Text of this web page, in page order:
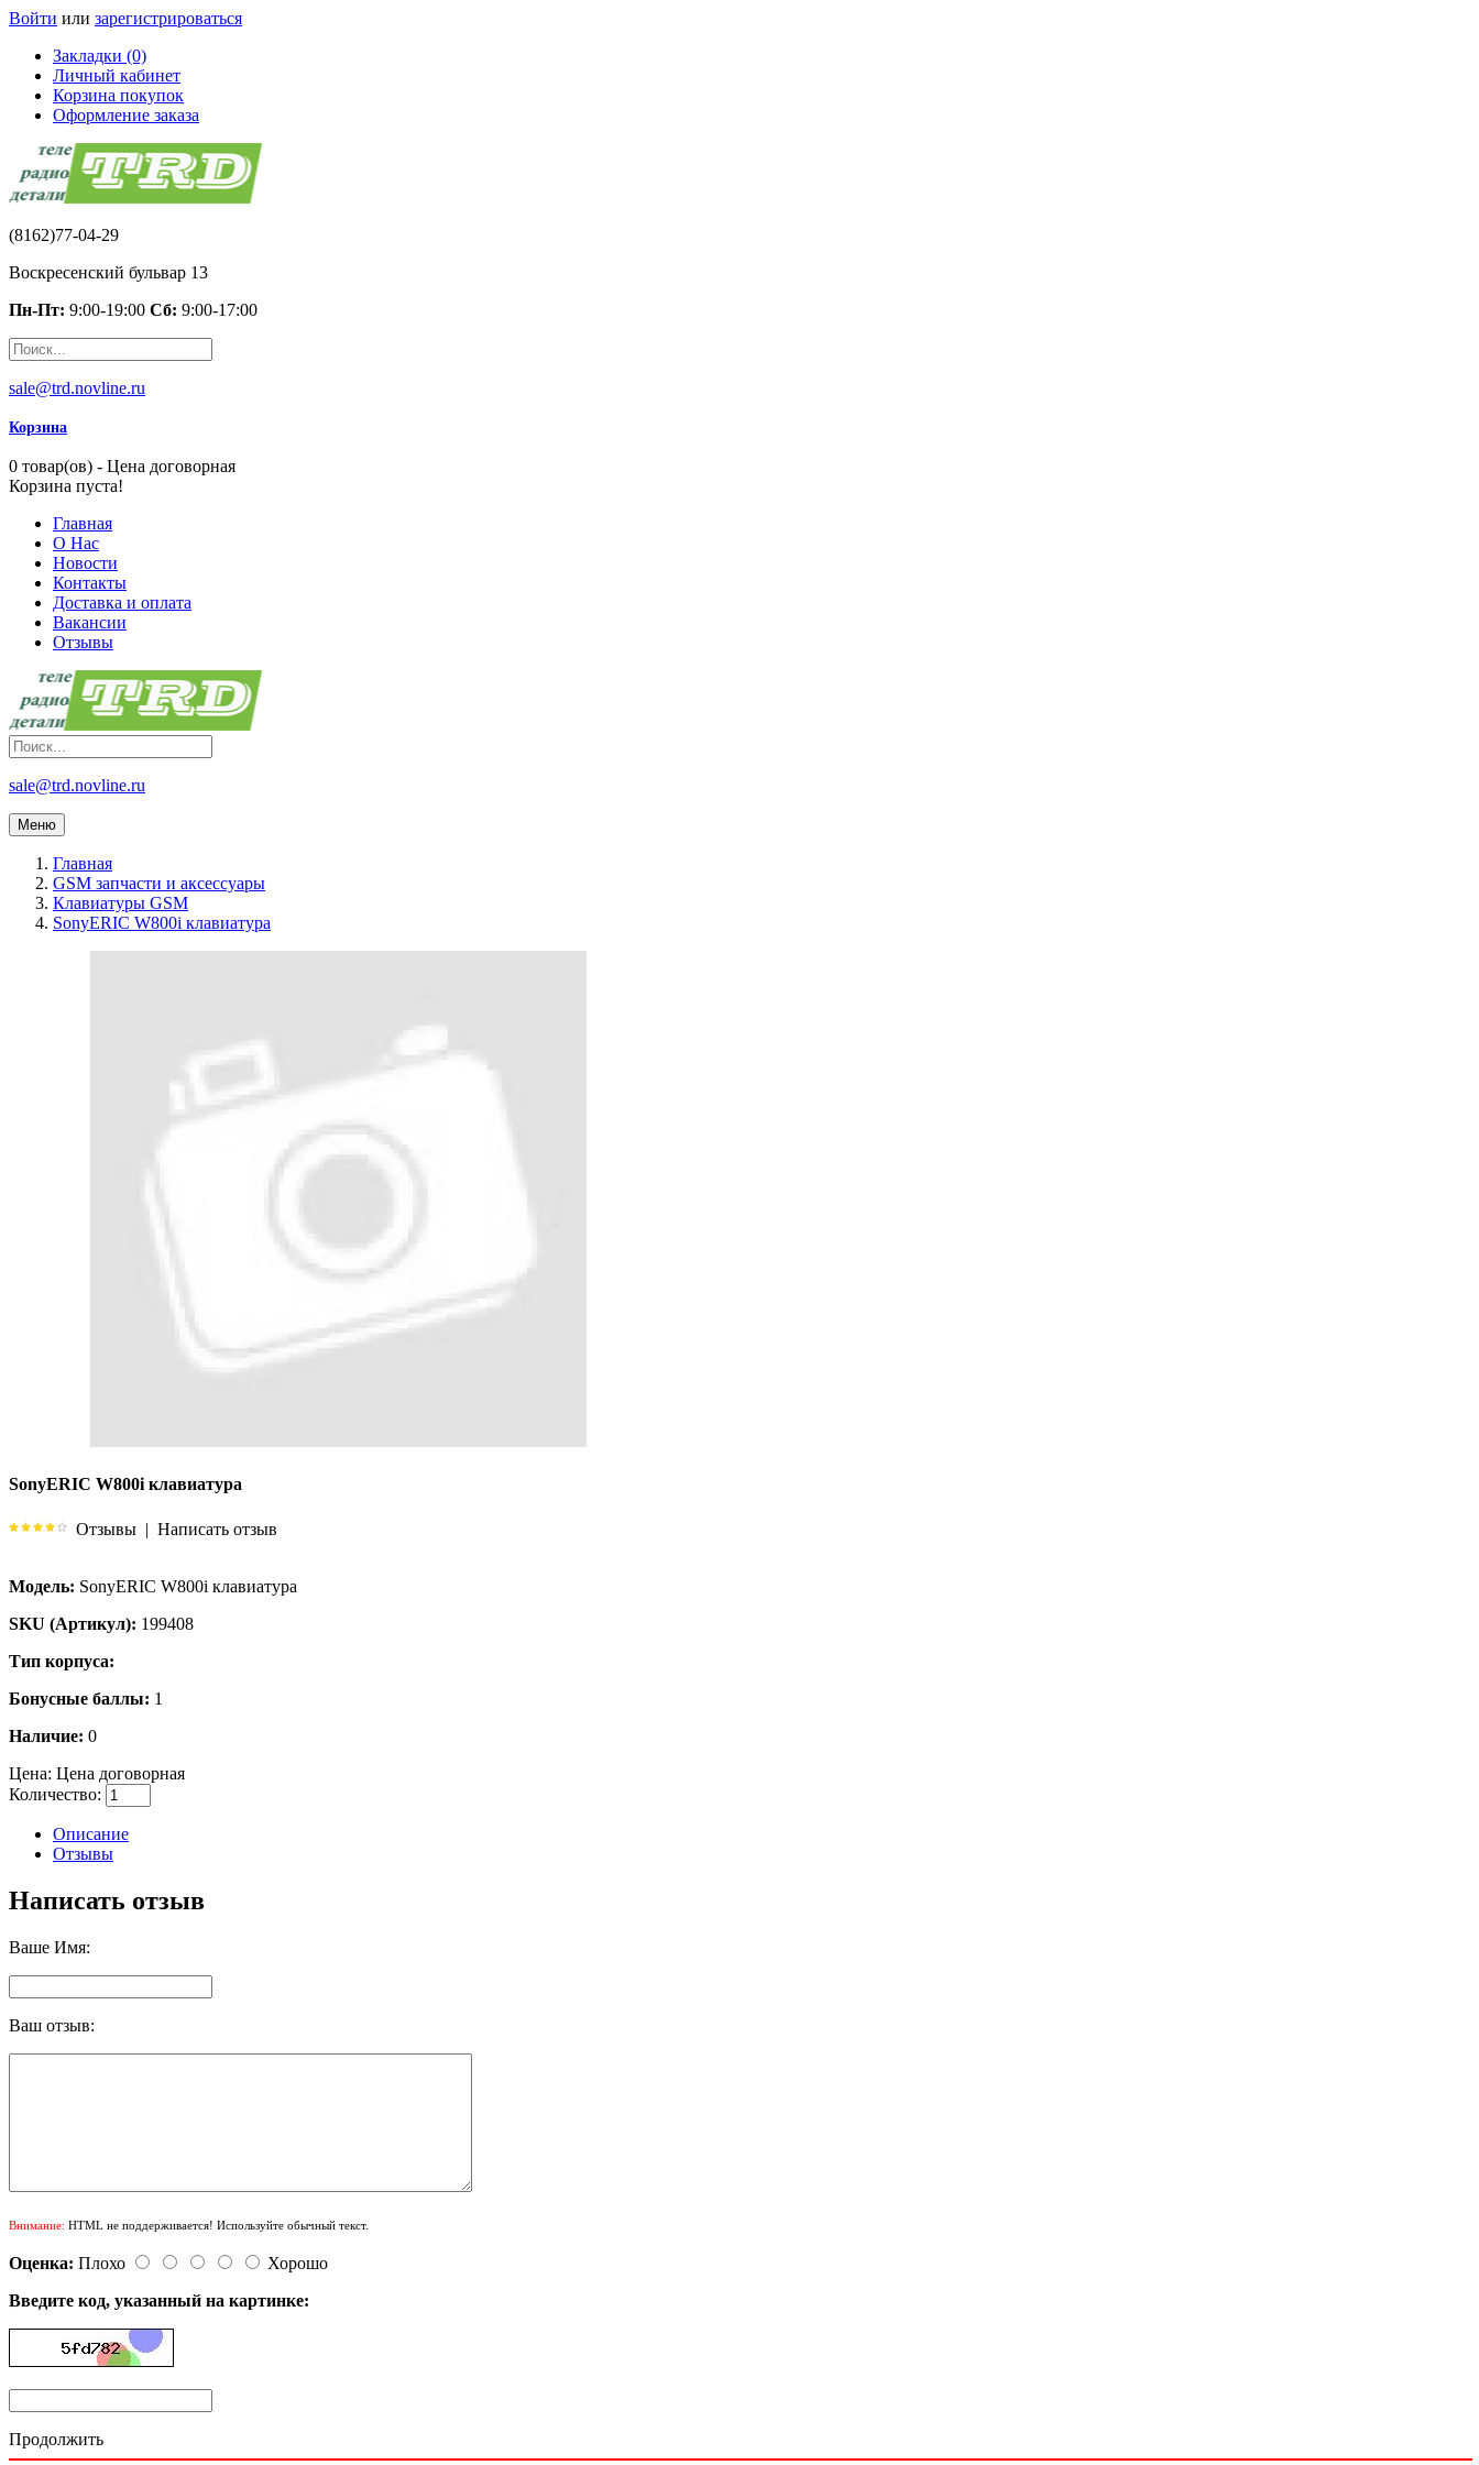
Войти или зарегистрироваться
Закладки (0)
Личный кабинет
Корзина покупок
Оформление заказа
(8162)77-04-29
Воскресенский бульвар 13
Пн-Пт: 9:00-19:00 Сб: 9:00-17:00
sale@trd.novline.ru
Корзина
0 товар(ов) - Цена договорная
Корзина пуста!
Главная
О Нас
Новости
Контакты
Доставка и оплата
Вакансии
Отзывы
sale@trd.novline.ru
Меню
Главная
GSM запчасти и аксессуары
Клавиатуры GSM
SonyERIC W800i клавиатура
SonyERIC W800i клавиатура
Отзывы | Написать отзыв
Модель: SonyERIC W800i клавиатура
SKU (Артикул): 199408
Тип корпуса:
Бонусные баллы: 1
Наличие: 0
Цена: Цена договорная
Количество:
Описание
Отзывы
Написать отзыв
Ваше Имя:
Ваш отзыв:
Внимание: HTML не поддерживается! Используйте обычный текст.
Оценка: Плохо
Хорошо
Введите код, указанный на картинке:
Продолжить